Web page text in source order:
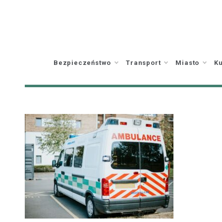
Bezpieczeństwo Transport Miasto